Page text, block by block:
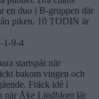
en duo i B-gruppen där
piken. 10 TODIN är
1-9-4
startspår när
bakom vingen och
Fräck idé i
när Åke Lindblom lär